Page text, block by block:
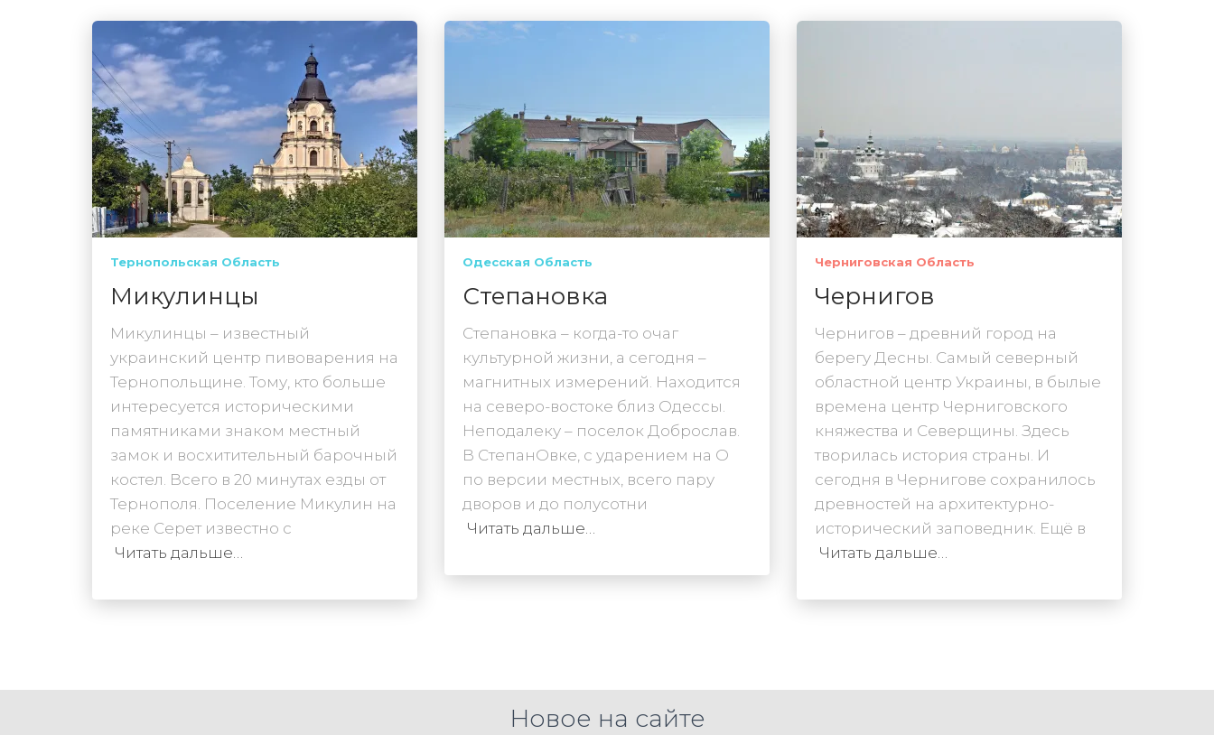
Тернопольская Область
Микулинцы
Микулинцы – известный
украинский центр пивоварения на
Тернопольщине. Тому, кто больше
интересуется историческими
памятниками знаком местный
замок и восхитительный барочный
костел. Всего в 20 минутах езды от
Тернополя. Поселение Микулин на
реке Серет известно с
Читать дальше…
Одесская Область
Степановка
Степановка – когда-то очаг
культурной жизни, а сегодня –
магнитных измерений. Находится
на северо-востоке близ Одессы.
Неподалеку – поселок Доброслав.
В СтепанОвке, с ударением на О
по версии местных, всего пару
дворов и до полусотни
Читать дальше…
Черниговская Область
Чернигов
Чернигов – древний город на
берегу Десны. Самый северный
областной центр Украины, в былые
времена центр Черниговского
княжества и Северщины. Здесь
творилась история страны. И
сегодня в Чернигове сохранилось
древностей на архитектурно-
исторический заповедник. Ещё в
Читать дальше…
Новое на сайте